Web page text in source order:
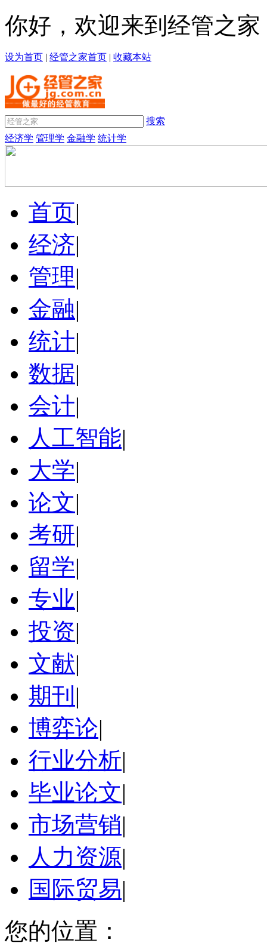
你好，欢迎来到经管之家
设为首页 | 经管之家首页 | 收藏本站
搜索
经济学 管理学 金融学 统计学
首页|
经济|
管理|
金融|
统计|
数据|
会计|
人工智能|
大学|
论文|
考研|
留学|
专业|
投资|
文献|
期刊 |
博弈论|
行业分析|
毕业论文|
市场营销|
人力资源|
国际贸易|
您的位置：